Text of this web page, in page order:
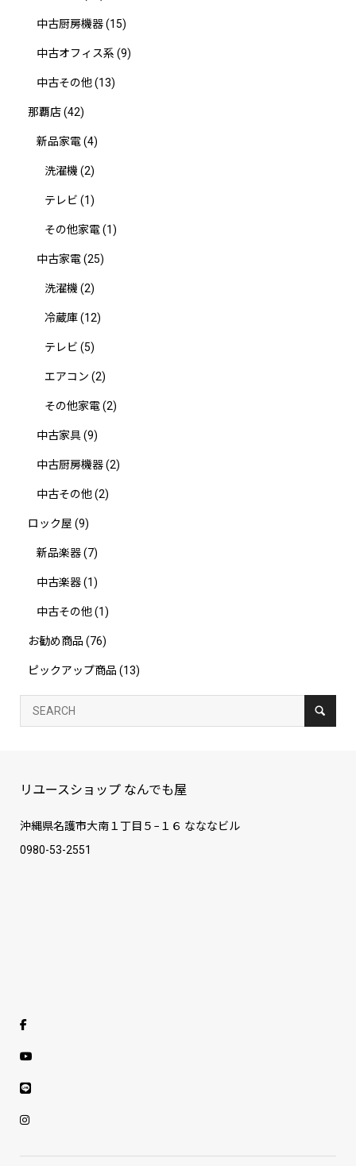
中古厨房機器(15)
中古オフィス系 (9)
中古その他(13)
那覇店(42)
新品家電(4)
洗濯機 (2)
テレビ (1)
その他家電(1)
中古家電(25)
洗濯機 (2)
冷蔵庫(12)
テレビ (5)
エアコン (2)
その他家電(2)
中古家具(9)
中古厨房機器(2)
中古その他(2)
ロック屋 (9)
新品楽器(7)
中古楽器(1)
中古その他(1)
お勧め商品 (76)
ピックアップ商品 (13)
リユースショップ なんでも屋
沖縄県名護市大南１丁目５−１６ なななビル
0980-53-2551